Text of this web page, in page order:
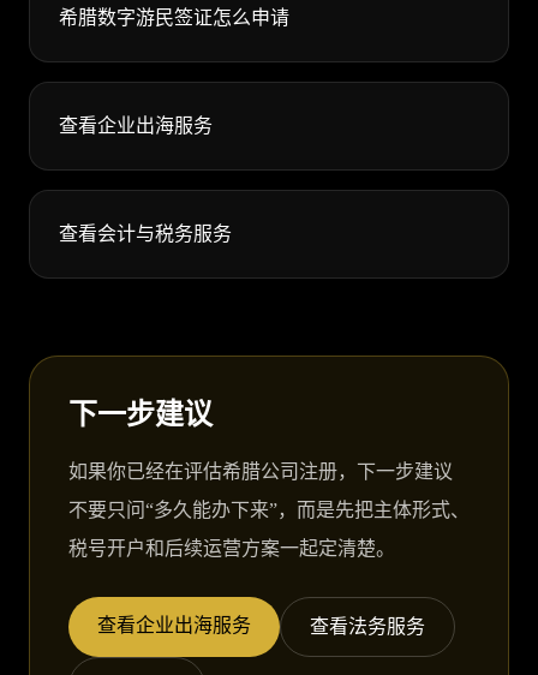
希腊数字游民签证怎么申请
查看企业出海服务
查看会计与税务服务
下一步建议
如果你已经在评估希腊公司注册，下一步建议
不要只问“多久能办下来”，而是先把主体形式、
税号开户和后续运营方案一起定清楚。
查看企业出海服务 查看法务服务